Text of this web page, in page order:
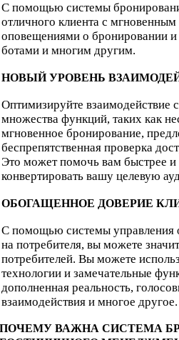
С помощью системы
отличного клиента с
оповещениями о бронировании
ботами и многим другим.
НОВЫЙ УРОВЕНЬ
Оптимизируйте взаимодействие
множества функций, таких как
мгновенное бронирование,
беспрепятственная проверка
Это может помочь вам быстрее и
конвертировать вашу целевую
ОБОГАЩЕННОЕ ДОВЕРИЕ
С помощью системы управления
на потребителя, вы можете
потребителей. Вы можете
технологии и замечательные
дополненная реальность,
взаимодействия и многое другое.
ПОЧЕМУ ВАЖНА СИСТЕМА